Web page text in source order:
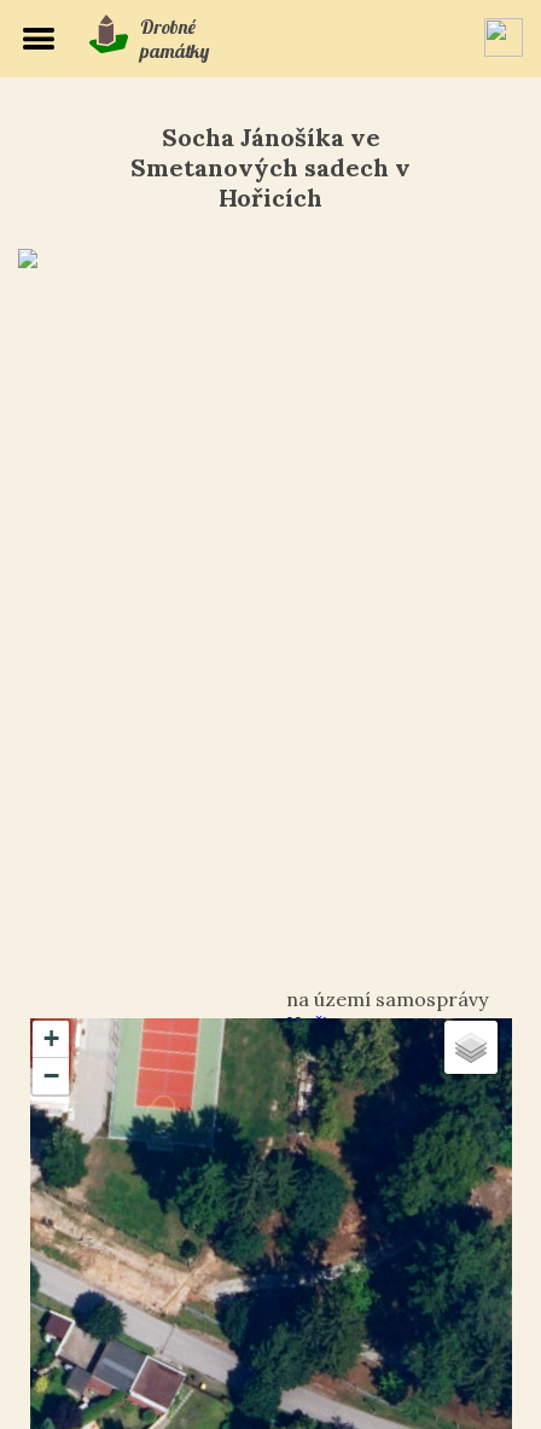
Drobné
památky
Socha Jánošíka ve
Smetanových sadech v
Hořicích
+
−
Hořice
okres Jičín
Hořice v Podkrkonoší
50.36532
15.638073
Socha